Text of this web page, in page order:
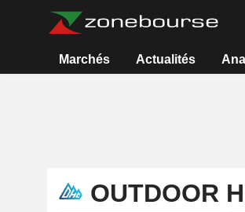
Marchés Actualités
OUTDOOR